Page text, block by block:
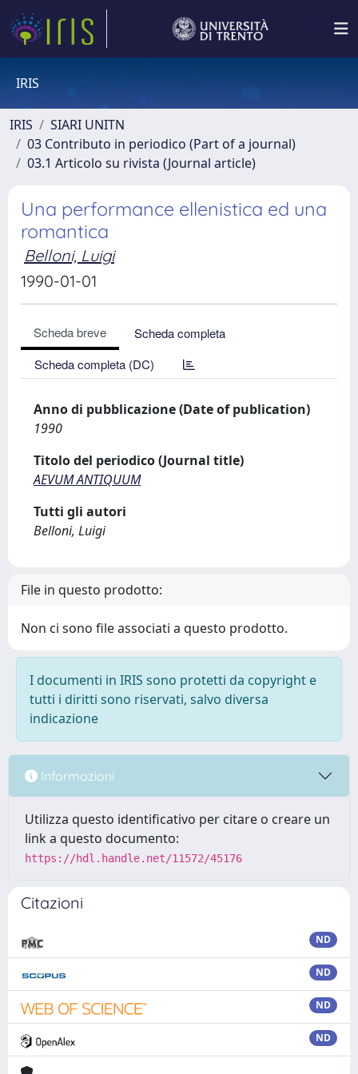
IRIS
IRIS
SIARI UNITN
03 Contributo in periodico (Part of a journal)
03.1 Articolo su rivista (Journal article)
Una performance ellenistica ed una
romantica
Belloni, Luigi
1990-01-01
Scheda breve
Scheda completa
Scheda completa (DC)
Anno di pubblicazione (Date of publication)
1990
Titolo del periodico (Journal title)
AEVUM ANTIQUUM
Tutti gli autori
Belloni, Luigi
File in questo prodotto:
Non ci sono file associati a questo prodotto.
I documenti in IRIS sono protetti da copyright e
tutti i diritti sono riservati, salvo diversa
indicazione
Informazioni
Utilizza questo identificativo per citare o creare un
link a questo documento:
https://hdl.handle.net/11572/45176
Citazioni
ND
ND
ND
ND